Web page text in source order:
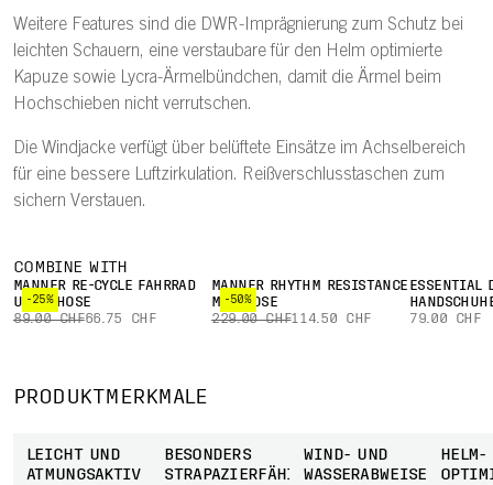
Weitere Features sind die DWR-Imprägnierung zum Schutz bei
leichten Schauern, eine verstaubare für den Helm optimierte
Kapuze sowie Lycra-Ärmelbündchen, damit die Ärmel beim
Hochschieben nicht verrutschen.
Die Windjacke verfügt über belüftete Einsätze im Achselbereich
für eine bessere Luftzirkulation. Reißverschlusstaschen zum
sichern Verstauen.
COMBINE WITH
-25%
MÄNNER RE-CYCLE FAHRRAD
UNTERHOSE
89.00 CHF66.75 CHF
-50%
MÄNNER RHYTHM RESISTANCE
MTB HOSE
229.00 CHF114.50 CHF
ESSENTIAL
79.00 CHF
PRODUKTMERKMALE
LEICHT UND
ATMUNGSAKTIV
BESONDERS
STRAPAZIERFÄHIG
WIND- UND
WASSERABWEISEND
HELM-